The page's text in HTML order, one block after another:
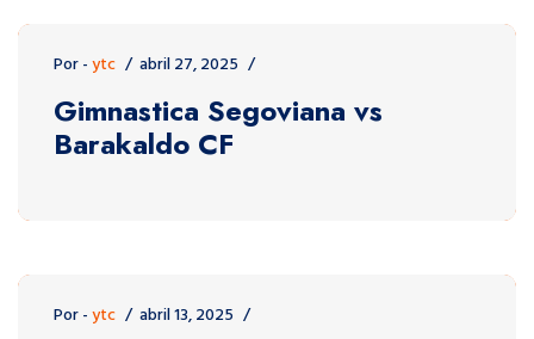
Por -ytc abril 27, 2025
Gimnastica Segoviana vs
Barakaldo CF
Por -ytc abril 13, 2025